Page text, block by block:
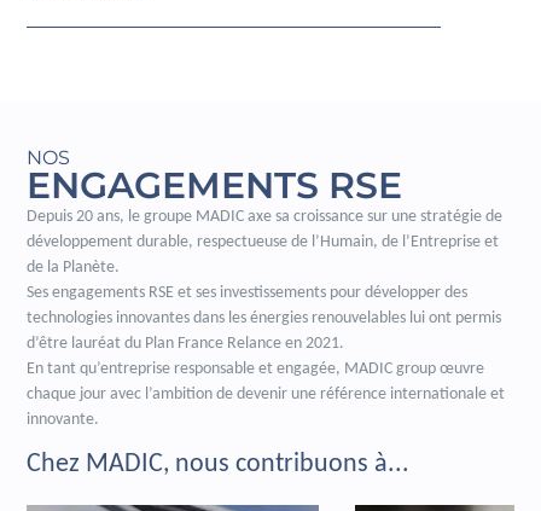
NOS
ENGAGEMENTS RSE
Depuis 20 ans, le groupe MADIC axe sa croissance sur une stratégie de
développement durable, respectueuse de l’Humain, de l’Entreprise et
de la Planète.
Ses engagements RSE et ses investissements pour développer des
technologies innovantes dans les énergies renouvelables lui ont permis
d’être lauréat du Plan France Relance en 2021.
En tant qu’entreprise responsable et engagée, MADIC group œuvre
chaque jour avec l’ambition de devenir une référence internationale et
innovante.
Chez MADIC, nous contribuons à...